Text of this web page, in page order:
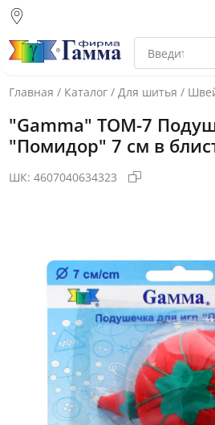
склад)
Санкт-Петербург
Екатеринбург
Главная / Каталог / Для шитья /
"Gamma" ТОМ-7
"Помидор" 7 см в
ШК: 4607040634323